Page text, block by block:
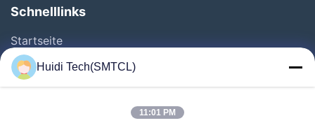
Schnelllinks
Startseite
Produkte
Videos
Huidi Tech(SMTCL)
11:01 PM